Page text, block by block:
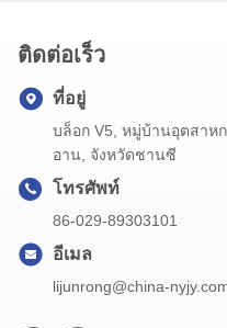
ติดต่อเร็ว
ที่อยู่
บล็อก V5, หมู่บ้านอุตสาหก
อาน, จังหวัดชานซี
โทรศัพท์
86-029-89303101
อีเมล
lijunrong@china-